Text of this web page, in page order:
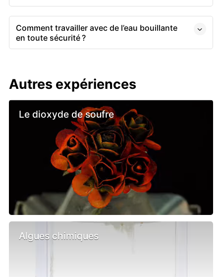
Comment travailler avec de l’eau bouillante
en toute sécurité ?
Autres expériences
Le dioxyde de soufre
Algues chimiques